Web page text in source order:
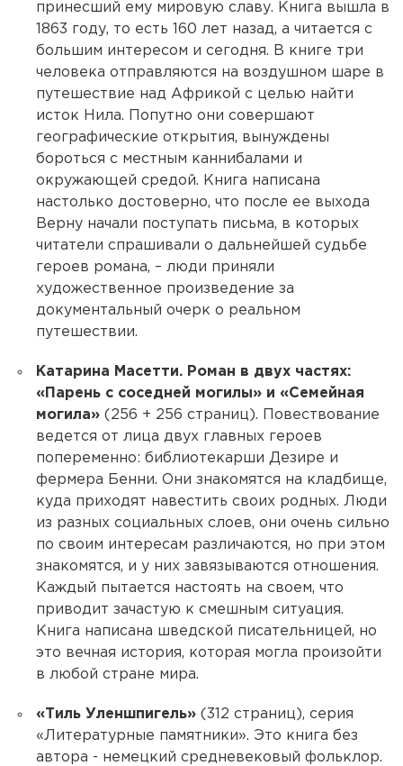
принесший ему мировую славу. Книга вышла в
1863 году, то есть 160 лет назад, а читается с
большим интересом и сегодня. В книге три
человека отправляются на воздушном шаре в
путешествие над Африкой с целью найти
исток Нила. Попутно они совершают
географические открытия, вынуждены
бороться с местным каннибалами и
окружающей средой. Книга написана
настолько достоверно, что после ее выхода
Верну начали поступать письма, в которых
читатели спрашивали о дальнейшей судьбе
героев романа, – люди приняли
художественное произведение за
документальный очерк о реальном
путешествии.
Катарина Масетти. Роман в двух частях:
«Парень с соседней могилы» и «Семейная
могила» (256 + 256 страниц). Повествование
ведется от лица двух главных героев
попеременно: библиотекарши Дезире и
фермера Бенни. Они знакомятся на кладбище,
куда приходят навестить своих родных. Люди
из разных социальных слоев, они очень сильно
по своим интересам различаются, но при этом
знакомятся, и у них завязываются отношения.
Каждый пытается настоять на своем, что
приводит зачастую к смешным ситуация.
Книга написана шведской писательницей, но
это вечная история, которая могла произойти
в любой стране мира.
«Тиль Уленшпигель» (312 страниц), серия
«Литературные памятники». Это книга без
автора - немецкий средневековый фольклор.